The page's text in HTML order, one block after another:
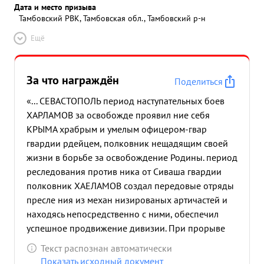
в боевые порядки откуда лично руководил
артчастями и подразделениями на протяжении
боев от МИУСА до БЛАГОДАТНОЕ тов. ХАРЛАМОВ
Дата и место призыва
Тамбовский РВК, Тамбовская обл., Тамбовский р-н
Ещё
За что награждён
Поделиться
«... СЕВАСТОПОЛЬ период наступательных боев
ХАРЛАМОВ за освобожде проявил ние себя
КРЫМА храбрым и умелым офицером-гвар
гвардии рдейцем, полковник нещадящим своей
жизни в борьбе за освобождение Родины. период
реследования против ника от Сиваша гвардии
полковник ХАЕЛАМОВ создал передовые отряды
пресле ния из механ низированых артичастей и
находясь непосредственно с ними, обеспечил
успешное продвижение дивизии. При прорыве
мощной оборонительной полосы в районе
Бельбек тов. ХАРЛАМОВ организовал своими
Текст распознан автоматически
Показать исходный документ